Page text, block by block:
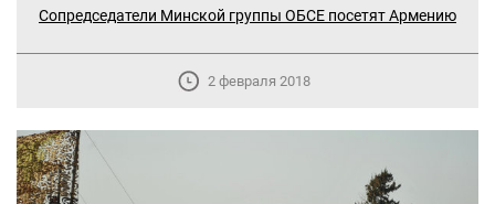
Сопредседатели Минской группы ОБСЕ посетят Армению
2 февраля 2018